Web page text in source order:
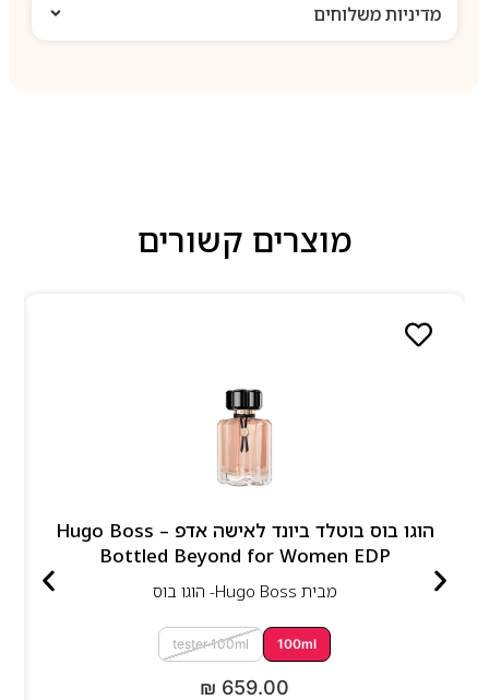
מדיניות משלוחים
מוצרים קשורים
הוגו בוס בוטלד ביונד לאישה אדפ – Hugo Boss
Bottled Beyond for Women EDP
מבית Hugo Boss- הוגו בוס
100ml
tester 100ml
₪ 659.00